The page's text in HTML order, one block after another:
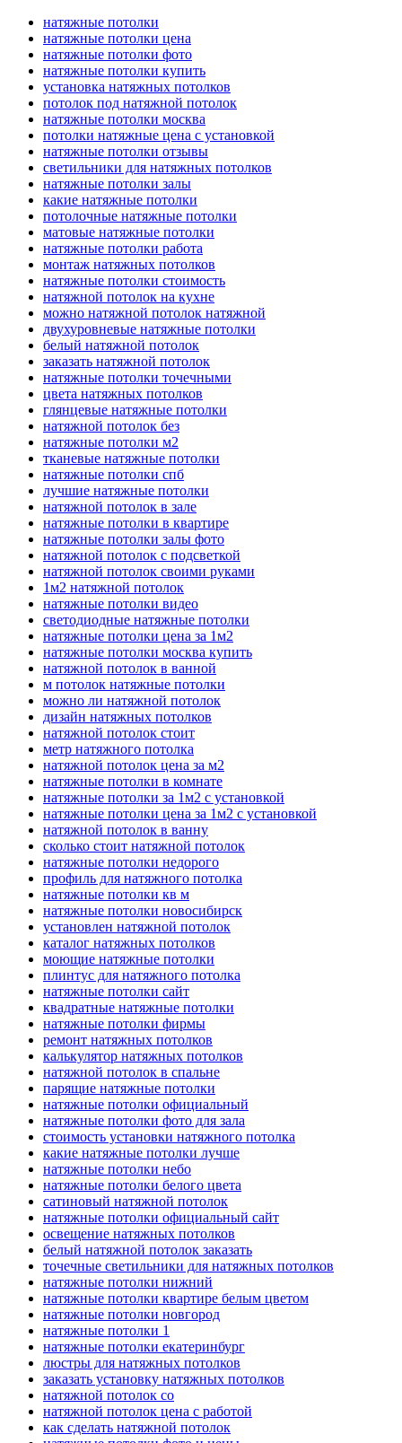
натяжные потолки
натяжные потолки цена
натяжные потолки фото
натяжные потолки купить
установка натяжных потолков
потолок под натяжной потолок
натяжные потолки москва
потолки натяжные цена с установкой
натяжные потолки отзывы
светильники для натяжных потолков
натяжные потолки залы
какие натяжные потолки
потолочные натяжные потолки
матовые натяжные потолки
натяжные потолки работа
монтаж натяжных потолков
натяжные потолки стоимость
натяжной потолок на кухне
можно натяжной потолок натяжной
двухуровневые натяжные потолки
белый натяжной потолок
заказать натяжной потолок
натяжные потолки точечными
цвета натяжных потолков
глянцевые натяжные потолки
натяжной потолок без
натяжные потолки м2
тканевые натяжные потолки
натяжные потолки спб
лучшие натяжные потолки
натяжной потолок в зале
натяжные потолки в квартире
натяжные потолки залы фото
натяжной потолок с подсветкой
натяжной потолок своими руками
1м2 натяжной потолок
натяжные потолки видео
светодиодные натяжные потолки
натяжные потолки цена за 1м2
натяжные потолки москва купить
натяжной потолок в ванной
м потолок натяжные потолки
можно ли натяжной потолок
дизайн натяжных потолков
натяжной потолок стоит
метр натяжного потолка
натяжной потолок цена за м2
натяжные потолки в комнате
натяжные потолки за 1м2 с установкой
натяжные потолки цена за 1м2 с установкой
натяжной потолок в ванну
сколько стоит натяжной потолок
натяжные потолки недорого
профиль для натяжного потолка
натяжные потолки кв м
натяжные потолки новосибирск
установлен натяжной потолок
каталог натяжных потолков
моющие натяжные потолки
плинтус для натяжного потолка
натяжные потолки сайт
квадратные натяжные потолки
натяжные потолки фирмы
ремонт натяжных потолков
калькулятор натяжных потолков
натяжной потолок в спальне
парящие натяжные потолки
натяжные потолки официальный
натяжные потолки фото для зала
стоимость установки натяжного потолка
какие натяжные потолки лучше
натяжные потолки небо
натяжные потолки белого цвета
сатиновый натяжной потолок
натяжные потолки официальный сайт
освещение натяжных потолков
белый натяжной потолок заказать
точечные светильники для натяжных потолков
натяжные потолки нижний
натяжные потолки квартире белым цветом
натяжные потолки новгород
натяжные потолки 1
натяжные потолки екатеринбург
люстры для натяжных потолков
заказать установку натяжных потолков
натяжной потолок со
натяжной потолок цена с работой
как сделать натяжной потолок